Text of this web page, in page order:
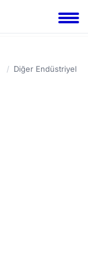
/ Diğer Endüstriyel